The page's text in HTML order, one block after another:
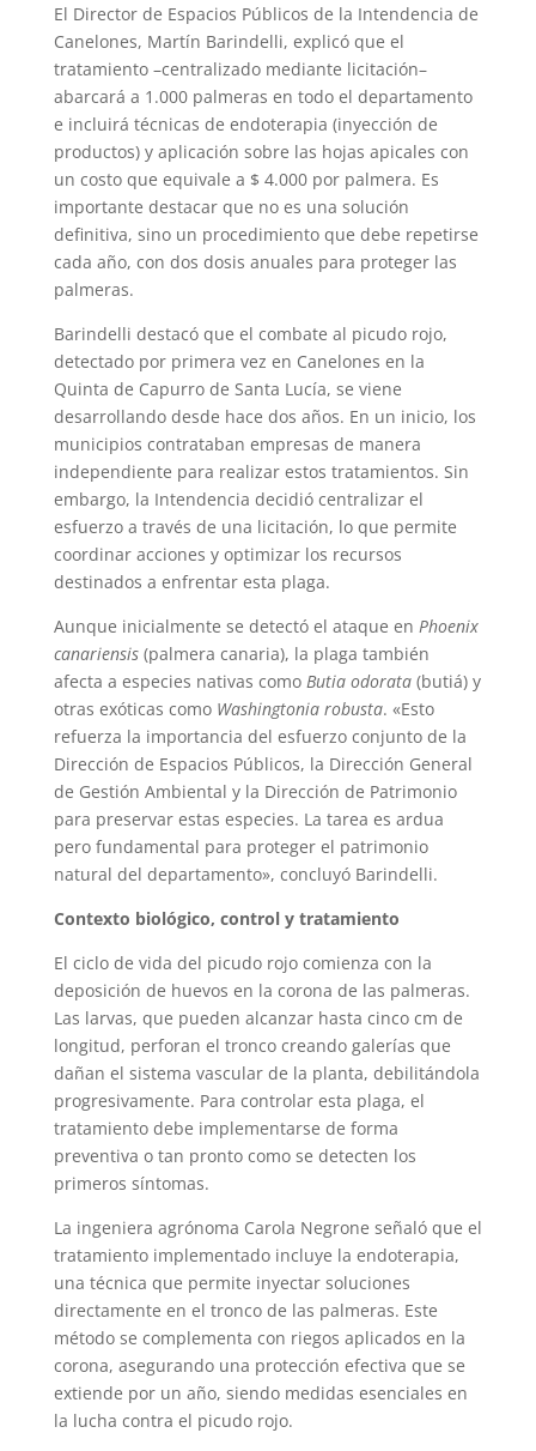
El Director de Espacios Públicos de la Intendencia de
Canelones, Martín Barindelli, explicó que el
tratamiento –centralizado mediante licitación–
abarcará a 1.000 palmeras en todo el departamento
e incluirá técnicas de endoterapia (inyección de
productos) y aplicación sobre las hojas apicales con
un costo que equivale a $ 4.000 por palmera. Es
importante destacar que no es una solución
definitiva, sino un procedimiento que debe repetirse
cada año, con dos dosis anuales para proteger las
palmeras.
Barindelli destacó que el combate al picudo rojo,
detectado por primera vez en Canelones en la
Quinta de Capurro de Santa Lucía, se viene
desarrollando desde hace dos años. En un inicio, los
municipios contrataban empresas de manera
independiente para realizar estos tratamientos. Sin
embargo, la Intendencia decidió centralizar el
esfuerzo a través de una licitación, lo que permite
coordinar acciones y optimizar los recursos
destinados a enfrentar esta plaga.
Aunque inicialmente se detectó el ataque en Phoenix
canariensis(palmera canaria), la plaga también
afecta a especies nativas como Butia odorata(butiá) y
otras exóticas como Washingtonia robusta. «Esto
refuerza la importancia del esfuerzo conjunto de la
Dirección de Espacios Públicos, la Dirección General
de Gestión Ambiental y la Dirección de Patrimonio
para preservar estas especies. La tarea es ardua
pero fundamental para proteger el patrimonio
natural del departamento», concluyó Barindelli.
Contexto biológico, control y tratamiento
El ciclo de vida del picudo rojo comienza con la
deposición de huevos en la corona de las palmeras.
Las larvas, que pueden alcanzar hasta cinco cm de
longitud, perforan el tronco creando galerías que
dañan el sistema vascular de la planta, debilitándola
progresivamente. Para controlar esta plaga, el
tratamiento debe implementarse de forma
preventiva o tan pronto como se detecten los
primeros síntomas.
La ingeniera agrónoma Carola Negrone señaló que el
tratamiento implementado incluye la endoterapia,
una técnica que permite inyectar soluciones
directamente en el tronco de las palmeras. Este
método se complementa con riegos aplicados en la
corona, asegurando una protección efectiva que se
extiende por un año, siendo medidas esenciales en
la lucha contra el picudo rojo.